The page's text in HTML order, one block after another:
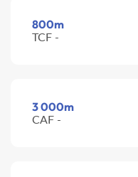
800m
TCF -
3 000m
CAF -